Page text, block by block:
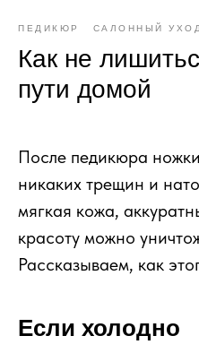
ПЕДИКЮР САЛОННЫЙ
Как не
пути домой
После педикюра
никаких трещин и
мягкая кожа,
красоту можно
Рассказываем, как
Если холодно